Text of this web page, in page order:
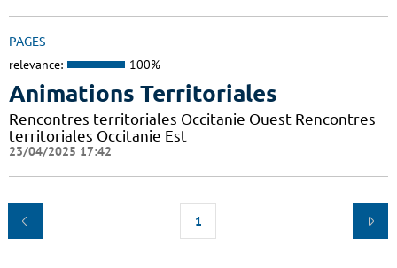
PAGES
relevance: 100%
Animations Territoriales
Rencontres territoriales Occitanie Ouest Rencontres
territoriales Occitanie Est
23/04/2025 17:42
1